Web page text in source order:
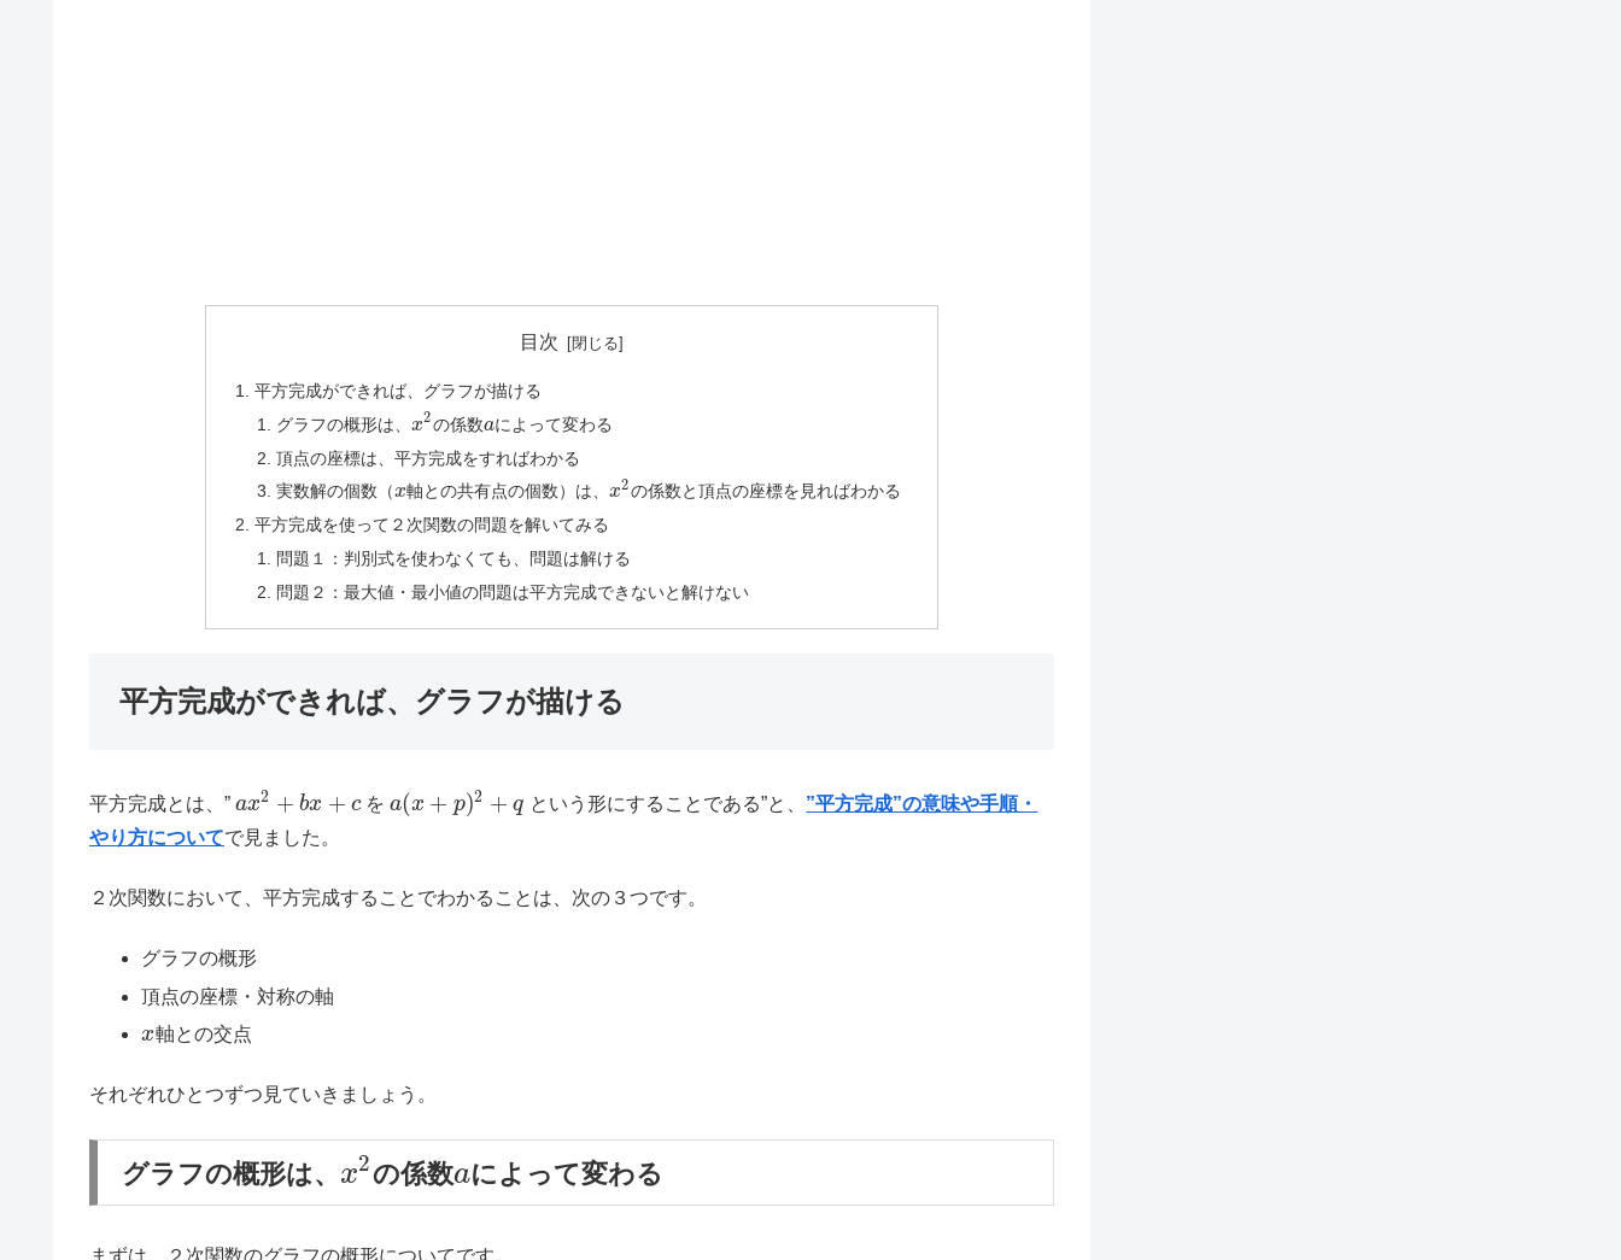
目次
平方完成ができれば、グラフが描ける
グラフの概形は、 x2の係数aによって変わる
頂点の座標は、平方完成をすればわかる
実数解の個数（x軸との共有点の個数）は、x2の係数と頂点の座標を見ればわかる
平方完成を使って２次関数の問題を解いてみる
問題１：判別式を使わなくても、問題は解ける
問題２：最大値・最小値の問題は平方完成できないと解けない
平方完成ができれば、グラフが描ける
平方完成とは、” ax2 + bx + cをa(x + p)2 + q という形にすることである”と、 ”平方完成”の意味や手順・
やり方についてで見ました。
２次関数において、平方完成することでわかることは、次の３つです。
グラフの概形
頂点の座標・対称の軸
x軸との交点
それぞれひとつずつ見ていきましょう。
グラフの概形は、 x2の係数aによって変わる
まずは、２次関数のグラフの概形についてです。